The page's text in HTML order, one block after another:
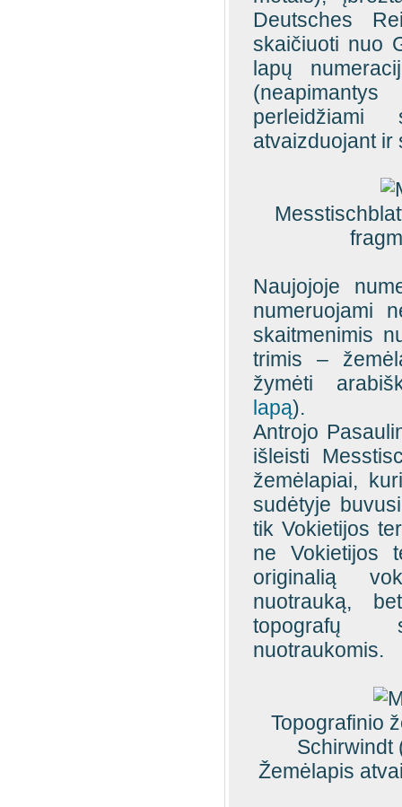
Deutsches
skaičiuoti nuo
lapų
perleidžiami
atvaizduojant ir
Naujojoje
numeruojami
skaitmenimis
trimis –
žymėti
lapą).
Antrojo
išleisti
žemėlapiai,
sudėtyje
tik Vokietijos
ne Vokietijos
originalią
nuotrauką,
topografų
nuotraukomis.
Topografinio
Schirwindt
Žemėlapis